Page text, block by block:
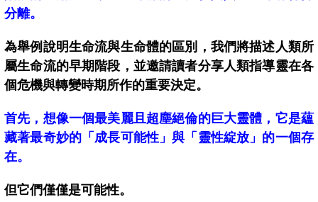
分離。
為舉例說明生命流與生命體的區別， 我們將描述人類所
屬生命流的早期階段， 並邀請讀者分享人類指導靈在各
個危機與轉變時期所作的重要決定。
首先，想像一個最美麗且超塵絕倫的巨大靈體， 它是蘊
藏著最奇妙的「成長可能性」與「靈性綻放」的一個存
在。
但它們僅僅是可能性。